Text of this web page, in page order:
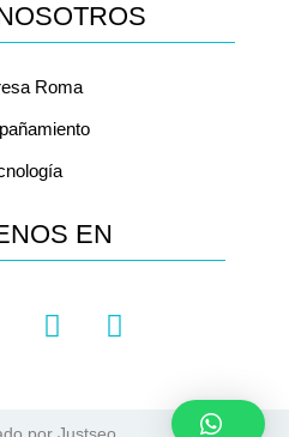
Roma
EN